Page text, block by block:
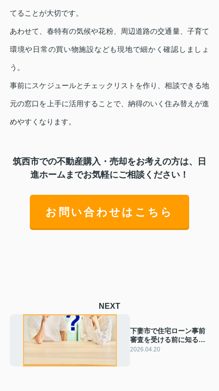
てることが大切です。
あわせて、春特有の気候や花粉、周辺道路の交通量、子育て
環境や日常の買い物施設なども現地で細かく確認しましょ
う。
事前にスケジュールとチェックリストを作り、相談できる地
元の窓口を上手に活用することで、納得のいく住み替えが進
めやすくなります。
筑西市での不動産購入・売却をお考えの方は、日
進ホームまでお気軽にご相談ください！
お問い合わせはこちら
NEXT
下妻市で住宅ローン事前
審査を受ける前に知るべ
き準備！若い夫婦向けポ
2026.04.20